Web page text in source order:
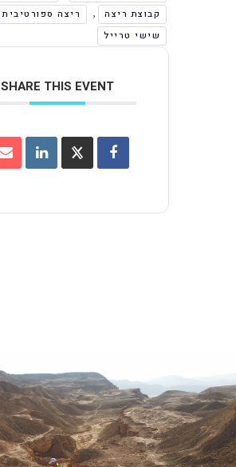
קבוצת ריצה
, ריצה ספורטיבית
שישי טרייל
SHARE THIS EVENT